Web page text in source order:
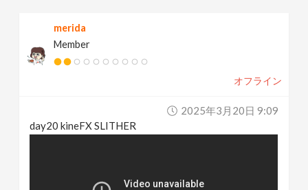
merida
Member
オフライン
2025年3月20日 9:09
day20 kineFX SLITHER